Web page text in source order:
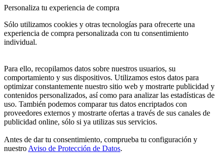
Personaliza tu experiencia de compra
Sólo utilizamos cookies y otras tecnologías para ofrecerte una
experiencia de compra personalizada con tu consentimiento
individual.
Para ello, recopilamos datos sobre nuestros usuarios, su
comportamiento y sus dispositivos. Utilizamos estos datos para
optimizar constantemente nuestro sitio web y mostrarte publicidad y
contenidos personalizados, así como para analizar las estadísticas de
uso. También podemos comparar tus datos encriptados con
proveedores externos y mostrarte ofertas a través de sus canales de
publicidad online, sólo si ya utilizas sus servicios.
Antes de dar tu consentimiento, comprueba tu configuración y
nuestro Aviso de Protección de Datos.